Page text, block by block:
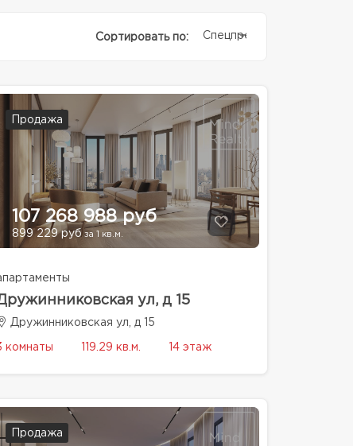
Сортировать по: Спецпредолжение
Продажа
107 268 988 руб
899 229 рубза 1 кв.м.
ул, д 15
Дружинниковская ул, д 15
комнаты 119.29 кв.м. 14 этаж
Продажа